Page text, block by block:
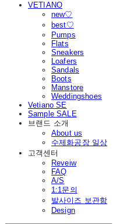
VETIANO
new♡
best♡
Pumps
Flats
Sneakers
Loafers
Sandals
Boots
Manstore
Weddingshoes
Vetiano SE
Sample SALE
브랜드 소개
About us
수제화공장 일상
고객센터
Reveiw
FAQ
A/S
1:1문의
발사이즈 보관함
Design